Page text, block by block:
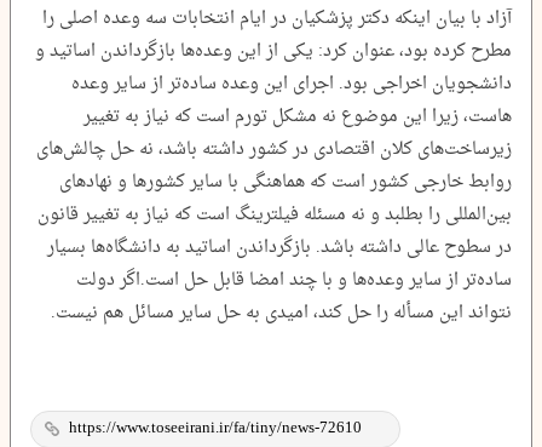
آزاد با بیان اینکه دکتر پزشکیان در ایام انتخابات سه وعده اصلی را
مطرح کرده بود، عنوان کرد: یکی از این وعده‌ها بازگرداندن اساتید و
دانشجویان اخراجی بود. اجرای این وعده ساده‌تر از سایر وعده
هاست، زیرا این موضوع نه مشکل تورم است که نیاز به تغییر
زیرساخت‌های کلان اقتصادی در کشور داشته باشد، نه حل چالش‌های
روابط خارجی کشور است که هماهنگی با سایر کشورها و نهادهای
بین‌المللی را بطلبد و نه مسئله فیلترینگ است که نیاز به تغییر قانون
در سطوح عالی داشته باشد. بازگرداندن اساتید به دانشگاه‌ها بسیار
ساده‌‌تر از سایر وعده‌ها و با چند امضا قابل حل است.اگر دولت
نتواند این مسأله را حل کند، امیدی به حل سایر مسائل هم نیست.